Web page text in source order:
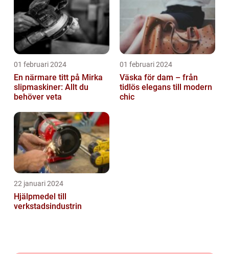
01 februari 2024
En närmare titt på Mirka
slipmaskiner: Allt du
behöver veta
01 februari 2024
Väska för dam – från
tidlös elegans till modern
chic
22 januari 2024
Hjälpmedel till
verkstadsindustrin